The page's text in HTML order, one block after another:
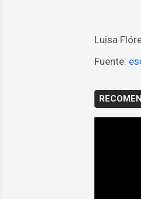
Luisa
Fuente: